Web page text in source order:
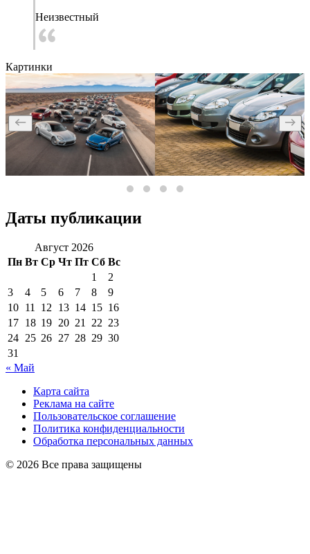
Неизвестный
Картинки
Даты публикации
Август 2026
Пн Вт Ср Чт Пт Сб Вс
1
2
3
4 5 6 7 8
9
10 11 12 13 14 15 16
17 18 19 20 21 22 23
24 25 26 27 28 29 30
31
« Май
Карта сайта
Реклама на сайте
Пользовательское соглашение
Политика конфиденциальности
Обработка персональных данных
© 2026 Все права защищены